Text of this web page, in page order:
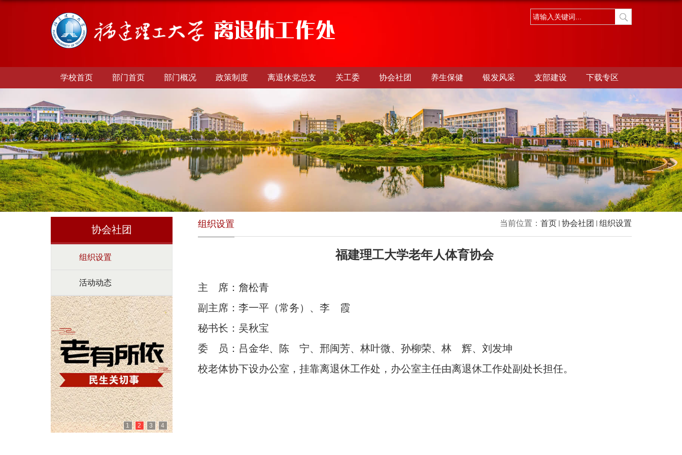
学校首页 部门首页 部门概况 政策制度 离退休党总支 关工委 协会社团 养生保健 银发风采 支部建设 下载专区
协会社团
组织设置
活动动态
1 2 3 4
当前位置： 首页 协会社团 组织设置
组织设置
福建理工大学老年人体育协会
主 席：詹松青
副主席：李一平（常务）、李 霞
秘书长：吴秋宝
委 员：吕金华、陈 宁、邢闽芳、林叶微、孙柳荣、林 辉、刘发坤
校老体协下设办公室，挂靠离退休工作处，办公室主任由离退休工作处副处长担任。